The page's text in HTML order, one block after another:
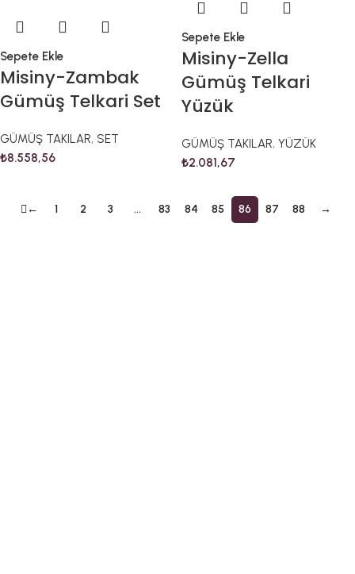
Sepete Ekle
Misiny-Zambak
Gümüş Telkari Set
GÜMÜŞ TAKILAR, SET
₺8.558,56
Sepete Ekle
Misiny-Zella
Gümüş Telkari
Yüzük
GÜMÜŞ TAKILAR, YÜZÜK
₺2.081,67
← 1 2 3 … 83 84 85 86 87 88 →